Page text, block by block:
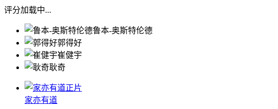
评分加载中...
鲁本-奥斯特伦德
郭得好
崔健宇
耿奇
正片
家亦有道